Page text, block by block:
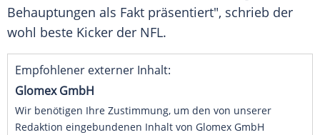
Behauptungen als Fakt präsentiert", schrieb der
wohl beste Kicker der NFL.
Empfohlener externer Inhalt:
Glomex GmbH
Wir benötigen Ihre Zustimmung, um den von unserer
Redaktion eingebundenen Inhalt von Glomex GmbH